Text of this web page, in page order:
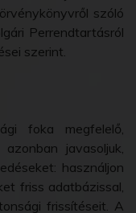
szóló
Perrendtartásról
szerint.
foka megfelelő,
javasoljuk,
használjon
friss adatbázissal,
frissítéseit. A